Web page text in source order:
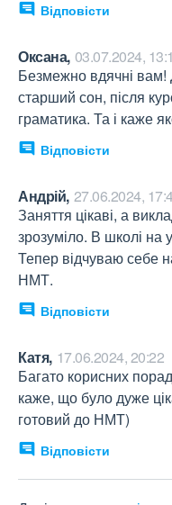
Відповісти
Оксана, 03.07.2024,
Безмежно вдячні вам!
старший сон, після
граматика. Та і каже
Відповісти
Андрій, 27.06.2024,
Заняття цікаві, а
зрозуміло. В школі на
Тепер відчуваю себе
НМТ.
Відповісти
Катя, 17.06.2024, 20:22
Багато корисних
каже, що було дуже
готовий до НМТ)
Відповісти